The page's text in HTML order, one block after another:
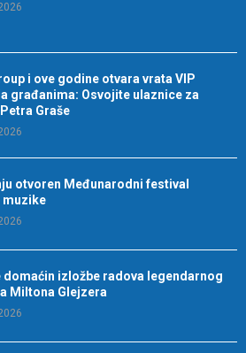
i ove godine otvara vrata VIP
građanima: Osvojite ulaznice za
Graše
otvoren Međunarodni festival
muzike
domaćin izložbe radova legendarnog
Miltona Glejzera